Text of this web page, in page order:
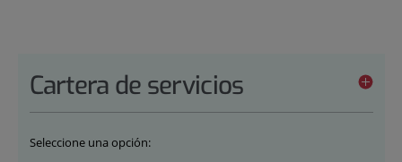
Cartera de servicios
Seleccione una opción: